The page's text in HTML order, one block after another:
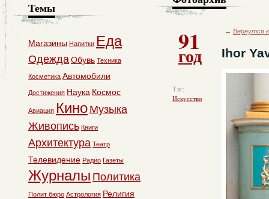
91
год
Тэг:
Искусство
← Вернутся
Ihor
Темы
Магазины Напитки Еда
ОдеждаОбувь Техника
Косметика Автомобили
Достижения Наука Космос
Авиация Кино Музыка
Живопись Книги
Архитектура Театр
Телевидение Радио Газеты
Журналы Политика
Полит бюро Астрология Религия